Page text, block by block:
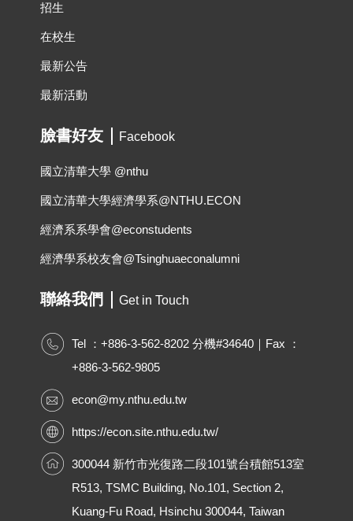
招生
在校生
最新公告
最新活動
臉書好友 Facebook
國立清華大學 @nthu
國立清華大學經濟學系@NTHU.ECON
經濟系系學會@econstudents
經濟學系校友會@Tsinghuaeconalumni
聯絡我們 Get in Touch
Tel ：+886-3-562-8202 分機#34640｜Fax ：
+886-3-562-9805
econ@my.nthu.edu.tw
https://econ.site.nthu.edu.tw/
300044 新竹市光復路二段101號台積館513室
R513, TSMC Building, No.101, Section 2,
Kuang-Fu Road, Hsinchu 300044, Taiwan